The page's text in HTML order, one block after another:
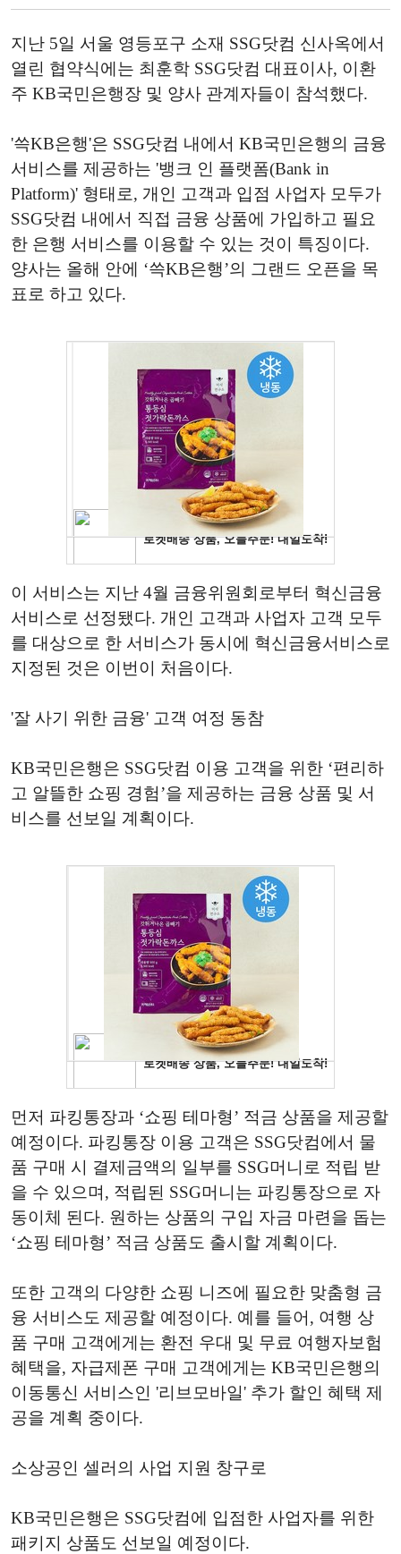
지난 5일 서울 영등포구 소재 SSG닷컴 신사옥에서
열린 협약식에는 최훈학 SSG닷컴 대표이사, 이환
주 KB국민은행장 및 양사 관계자들이 참석했다.
'쓱KB은행'은 SSG닷컴 내에서 KB국민은행의 금융
서비스를 제공하는 '뱅크 인 플랫폼(Bank in
Platform)' 형태로, 개인 고객과 입점 사업자 모두가
SSG닷컴 내에서 직접 금융 상품에 가입하고 필요
한 은행 서비스를 이용할 수 있는 것이 특징이다.
양사는 올해 안에 ‘쓱KB은행’의 그랜드 오픈을 목
표로 하고 있다.
이 서비스는 지난 4월 금융위원회로부터 혁신금융
서비스로 선정됐다. 개인 고객과 사업자 고객 모두
를 대상으로 한 서비스가 동시에 혁신금융서비스로
지정된 것은 이번이 처음이다.
'잘 사기 위한 금융' 고객 여정 동참
KB국민은행은 SSG닷컴 이용 고객을 위한 ‘편리하
고 알뜰한 쇼핑 경험’을 제공하는 금융 상품 및 서
비스를 선보일 계획이다.
먼저 파킹통장과 ‘쇼핑 테마형’ 적금 상품을 제공할
예정이다. 파킹통장 이용 고객은 SSG닷컴에서 물
품 구매 시 결제금액의 일부를 SSG머니로 적립 받
을 수 있으며, 적립된 SSG머니는 파킹통장으로 자
동이체 된다. 원하는 상품의 구입 자금 마련을 돕는
‘쇼핑 테마형’ 적금 상품도 출시할 계획이다.
또한 고객의 다양한 쇼핑 니즈에 필요한 맞춤형 금
융 서비스도 제공할 예정이다. 예를 들어, 여행 상
품 구매 고객에게는 환전 우대 및 무료 여행자보험
혜택을, 자급제폰 구매 고객에게는 KB국민은행의
이동통신 서비스인 '리브모바일' 추가 할인 혜택 제
공을 계획 중이다.
소상공인 셀러의 사업 지원 창구로
KB국민은행은 SSG닷컴에 입점한 사업자를 위한
패키지 상품도 선보일 예정이다.